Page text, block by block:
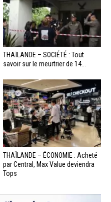
THAÏLANDE – SOCIÉTÉ : Tout
savoir sur le meurtrier de 14...
THAÏLANDE – ÉCONOMIE : Acheté
par Central, Max Value deviendra
Tops